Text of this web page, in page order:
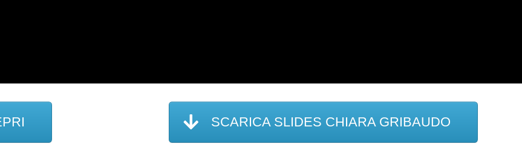
SCARICA SLIDES CHIARA GRIBAUDO